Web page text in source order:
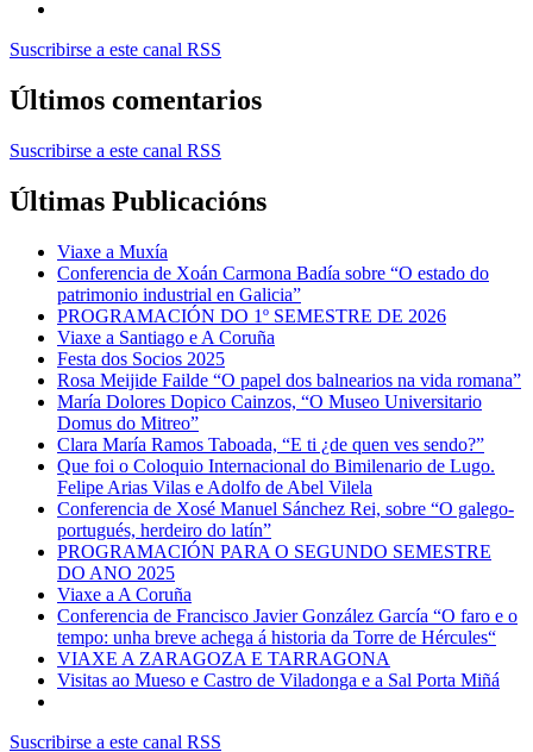
Suscribirse a este canal RSS
Últimos comentarios
Suscribirse a este canal RSS
Últimas Publicacións
Viaxe a Muxía
Conferencia de Xoán Carmona Badía sobre “O estado do
patrimonio industrial en Galicia”
PROGRAMACIÓN DO 1º SEMESTRE DE 2026
Viaxe a Santiago e A Coruña
Festa dos Socios 2025
Rosa Meijide Failde “O papel dos balnearios na vida romana”
María Dolores Dopico Cainzos, “O Museo Universitario
Domus do Mitreo”
Clara María Ramos Taboada, “E ti ¿de quen ves sendo?”
Que foi o Coloquio Internacional do Bimilenario de Lugo.
Felipe Arias Vilas e Adolfo de Abel Vilela
Conferencia de Xosé Manuel Sánchez Rei, sobre “O galego-
portugués, herdeiro do latín”
PROGRAMACIÓN PARA O SEGUNDO SEMESTRE
DO ANO 2025
Viaxe a A Coruña
Conferencia de Francisco Javier González García “O faro e o
tempo: unha breve achega á historia da Torre de Hércules“
VIAXE A ZARAGOZA E TARRAGONA
Visitas ao Mueso e Castro de Viladonga e a Sal Porta Miñá
Suscribirse a este canal RSS